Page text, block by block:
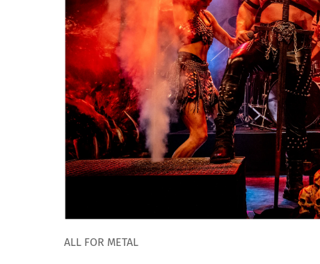
ALL FOR METAL